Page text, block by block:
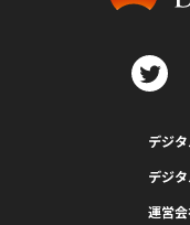
デジ
デジ
運営